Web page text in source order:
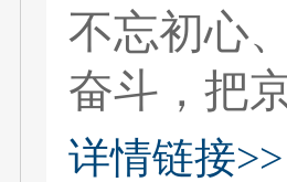
不忘初心
奋斗，把
详情链接>>